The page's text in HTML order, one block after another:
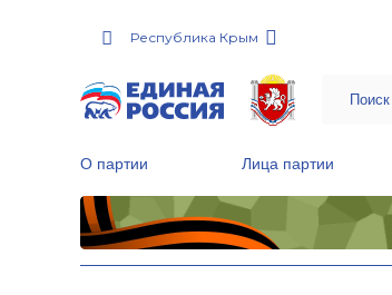
Республика Крым
О партии Лица партии